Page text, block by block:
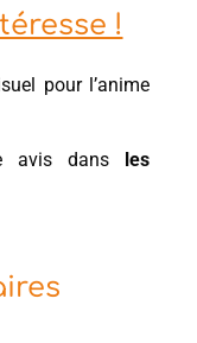
!
pour l’anime
avis dans les